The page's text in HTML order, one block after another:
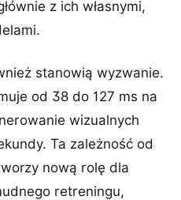
z ich własnymi,
stanowią wyzwanie.
od 38 do 127 ms na
wizualnych
Ta zależność od
nową rolę dla
retreningu,